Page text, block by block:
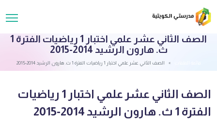
الصف الثاني عشر علمي اختبار 1 رياضيات الفترة 1
ث. هارون الرشيد 2014-2015
الصف الثاني عشر علمي اختبار 1 رياضيات الفترة 1 ث. هارون الرشيد 2014-2015
الصف الثاني عشر علمي اختبار 1 رياضيات
الفترة 1 ث. هارون الرشيد 2014-2015